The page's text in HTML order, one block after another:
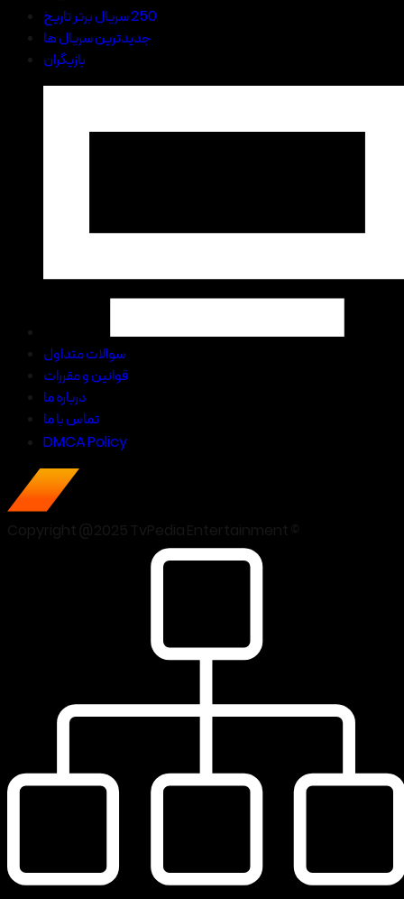
250 سریال برتر تاریخ
جدیدترین سریال ها
بازیگران
سوالات متداول
قوانین و مقررات
درباره ما
تماس با ما
DMCA Policy